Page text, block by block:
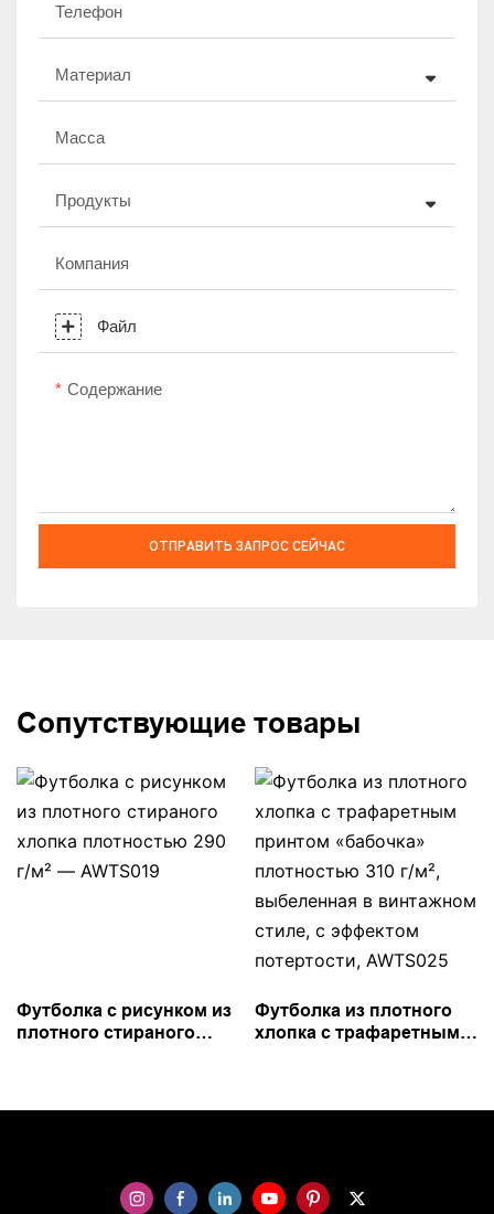
Телефон
Материал
Масса
Продукты
Компания
Файл
Содержание
ОТПРАВИТЬ ЗАПРОС СЕЙЧАС
Сопутствующие товары
Футболка с рисунком из
плотного стираного
Футболка из плотного
хлопка с трафаретным